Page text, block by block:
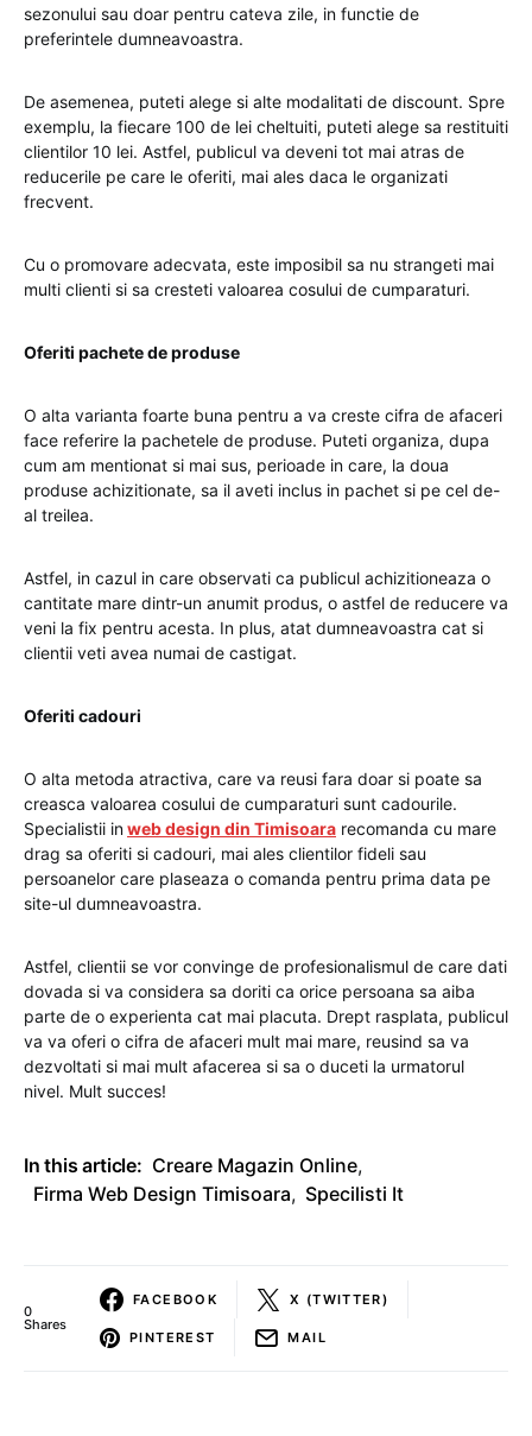
sezonului sau doar pentru cateva zile, in functie de
preferintele dumneavoastra.
De asemenea, puteti alege si alte modalitati de discount. Spre
exemplu, la fiecare 100 de lei cheltuiti, puteti alege sa restituiti
clientilor 10 lei. Astfel, publicul va deveni tot mai atras de
reducerile pe care le oferiti, mai ales daca le organizati
frecvent.
Cu o promovare adecvata, este imposibil sa nu strangeti mai
multi clienti si sa cresteti valoarea cosului de cumparaturi.
Oferiti pachete de produse
O alta varianta foarte buna pentru a va creste cifra de afaceri
face referire la pachetele de produse. Puteti organiza, dupa
cum am mentionat si mai sus, perioade in care, la doua
produse achizitionate, sa il aveti inclus in pachet si pe cel de-
al treilea.
Astfel, in cazul in care observati ca publicul achizitioneaza o
cantitate mare dintr-un anumit produs, o astfel de reducere va
veni la fix pentru acesta. In plus, atat dumneavoastra cat si
clientii veti avea numai de castigat.
Oferiti cadouri
O alta metoda atractiva, care va reusi fara doar si poate sa
creasca valoarea cosului de cumparaturi sunt cadourile.
Specialistii inweb design din Timisoara recomanda cu mare
drag sa oferiti si cadouri, mai ales clientilor fideli sau
persoanelor care plaseaza o comanda pentru prima data pe
site-ul dumneavoastra.
Astfel, clientii se vor convinge de profesionalismul de care dati
dovada si va considera sa doriti ca orice persoana sa aiba
parte de o experienta cat mai placuta. Drept rasplata, publicul
va va oferi o cifra de afaceri mult mai mare, reusind sa va
dezvoltati si mai mult afacerea si sa o duceti la urmatorul
nivel. Mult succes!
In this article: Creare Magazin Online,
Firma Web Design Timisoara, Specilisti It
0
Shares
FACEBOOK X (TWITTER)
PINTEREST MAIL